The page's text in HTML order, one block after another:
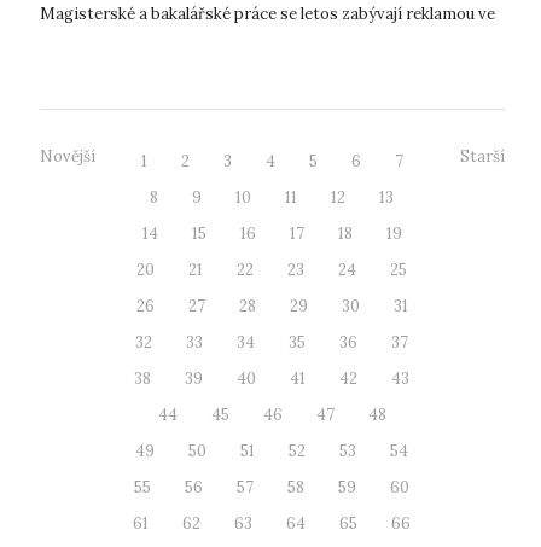
Magisterské a bakalářské práce se letos zabývají reklamou ve
Novější 1 2 3 4 5 6
7
8
9 10 11 12
13
14
15 16 17 18
19
20
21 22 23 24
25
26
27 28 29 30
31
32
33 34 35 36
37
38
39 40 41 42
43
44
45 46 47
48
49
50 51 52 53
54
55
56 57 58 59
60
61
62 63 64 65
66
Starší